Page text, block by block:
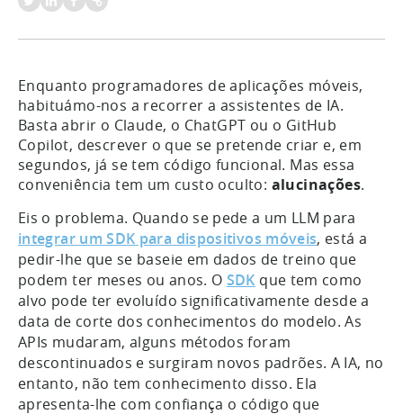
Enquanto programadores de aplicações móveis,
habituámo-nos a recorrer a assistentes de IA.
Basta abrir o Claude, o ChatGPT ou o GitHub
Copilot, descrever o que se pretende criar e, em
segundos, já se tem código funcional. Mas essa
conveniência tem um custo oculto: alucinações.
Eis o problema. Quando se pede a um LLM para
integrar um SDK para dispositivos móveis, está a
pedir-lhe que se baseie em dados de treino que
podem ter meses ou anos. O SDK que tem como
alvo pode ter evoluído significativamente desde a
data de corte dos conhecimentos do modelo. As
APIs mudaram, alguns métodos foram
descontinuados e surgiram novos padrões. A IA, no
entanto, não tem conhecimento disso. Ela
apresenta-lhe com confiança o código que